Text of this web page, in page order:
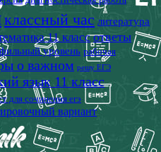
классный час литература
11 класс ответы
уровень рабочая
о важном решу ЕГЭ
язык 11 класс
для сочинения егэ
вариант